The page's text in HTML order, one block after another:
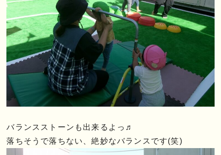
バランスストーンも出来るよっ♬
落ちそうで落ちない、絶妙なバランスです(笑)